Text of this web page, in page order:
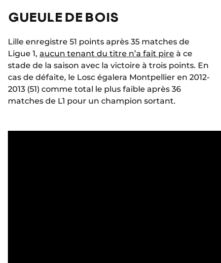
GUEULE DE BOIS
Lille enregistre 51 points après 35 matches de
Ligue 1, aucun tenant du titre n’a fait pire à ce
stade de la saison avec la victoire à trois points. En
cas de défaite, le Losc égalera Montpellier en 2012-
2013 (51) comme total le plus faible après 36
matches de L1 pour un champion sortant.